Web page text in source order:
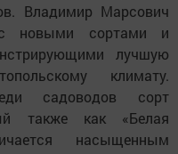
Владимир Марсович
с новыми сортами и
лучшую
климату.
садоводов сорт
также как «Белая
насыщенным